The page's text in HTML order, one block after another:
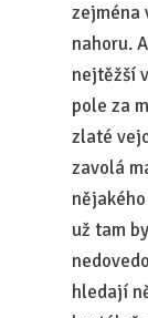
zejména
nahoru.
nejtěžší
pole za
zlaté
zavolá
už tam
hledají